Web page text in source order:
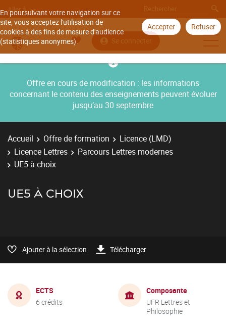
En poursuivant votre navigation sur ce
site, vous acceptez l'utilisation de
cookies à des fins de mesure d'audience
(statistiques anonymes).
Accepter Refuser
Aller à
Se connecter
Offre en cours de modification : les informations
concernant le contenu des enseignements peuvent évoluer
jusqu’au 30 septembre
Accueil Offre de formation
Licence (LMD)
Licence Lettres
Parcours Lettres modernes
UE5 à choix
UE5 À CHOIX
Ajouter à la sélection Télécharger
ECTS
6 crédits
Composante
UFR Lettres et
Philosophie